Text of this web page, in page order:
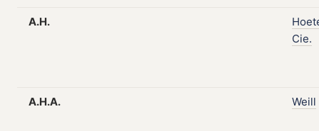
A.H.
Cie.
A.H.A. Weill